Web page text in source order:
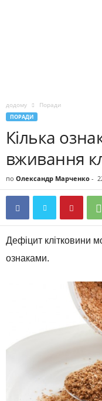
додому Поради
ПОРАДИ
Кілька
вживання
по Олександр Марченко -
Дефіцит клітковини
ознаками.